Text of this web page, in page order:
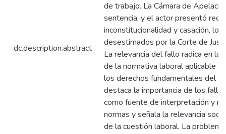
dc.description.abstract
de trabajo. La Cámara de
sentencia, y el actor presentó
inconstitucionalidad y casación,
desestimados por la Corte de
La relevancia del fallo radica en la
de la normativa laboral aplicable y
los derechos fundamentales del
destaca la importancia de los
como fuente de interpretación y
normas y señala la relevancia
de la cuestión laboral. La